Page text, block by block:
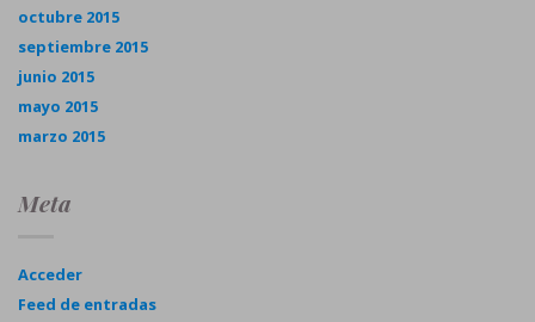
octubre 2015
septiembre 2015
junio 2015
mayo 2015
marzo 2015
Meta
Acceder
Feed de entradas